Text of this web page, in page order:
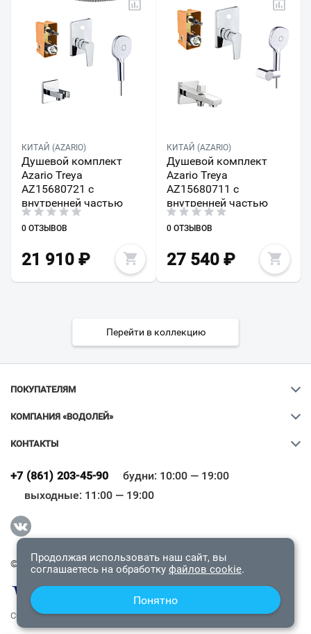
КИТАЙ (AZARIO)
Душевой комплект
Azario Treya
AZ15680721 с
внутренней частью
0 ОТЗЫВОВ
21 910 ₽
КИТАЙ (AZARIO)
Душевой комплект
Azario Treya
AZ15680711 с
внутренней частью
0 ОТЗЫВОВ
27 540₽
Перейти в коллекцию
ПОКУПАТЕЛЯМ
КОМПАНИЯ «ВОДОЛЕЙ»
КОНТАКТЫ
+7 (861) 203-45-90
будни: 10:00 — 19:00
выходные: 11:00 — 19:00
© 2009-2026 «Водолей Онлайн». Все права защищены.
СОГЛАШЕНИЕ О КОНФИДЕНЦИАЛЬНОСТИ
Всё верно
Продолжая использовать наш сайт, вы
соглашаетесь на обработку файлов cookie.
Понятно